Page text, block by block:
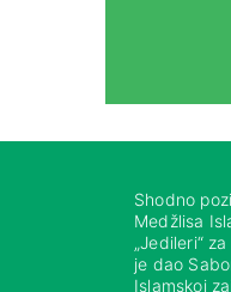
Shodno
Medžlisa
„Jedileri“
je dao
Islamskoj